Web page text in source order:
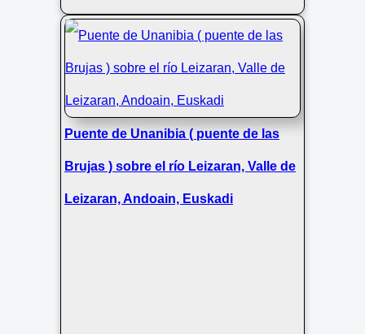
Puente de Unanibia ( puente de las
Brujas ) sobre el río Leizaran, Valle de
Leizaran, Andoain, Euskadi